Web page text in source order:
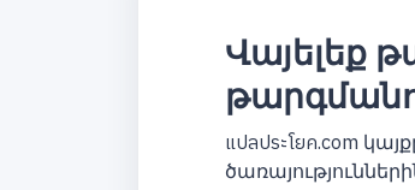
Վայելեք
แปลประโยค.com